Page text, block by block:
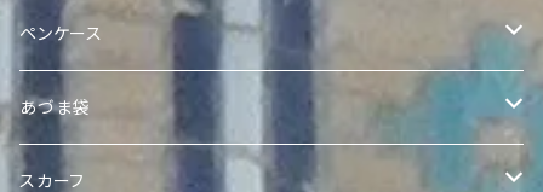
Expandable Ikat Bag
Quroqミニトート
ポケットティッシュケース
アドラスポケットティッシュケース
Quroqポケットティッシュケース
Quroq眼鏡ケース
ペンケース
Quroqペンケース
あづま袋
Ikat あづま袋
スカーフ